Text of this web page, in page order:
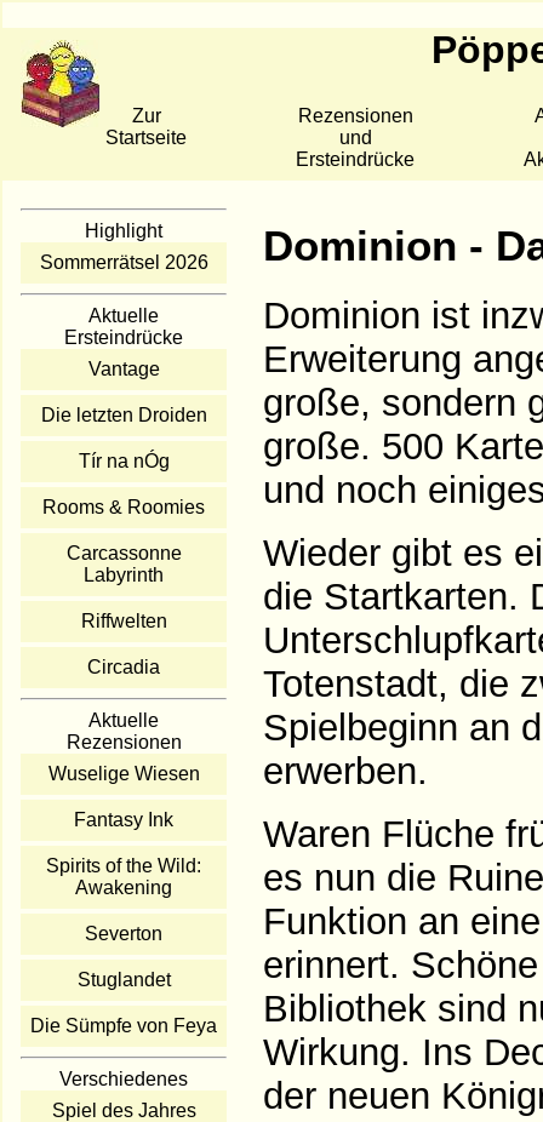
Zur
Startseite
Rezensionen
und
Ersteindrücke
Highlight
Sommerrätsel 2026
Aktuelle
Ersteindrücke
Vantage
Die letzten Droiden
Tír na nÓg
Rooms & Roomies
Carcassonne
Labyrinth
Riffwelten
Circadia
Aktuelle
Rezensionen
Wuselige Wiesen
Fantasy Ink
Spirits of the Wild:
Awakening
Severton
Stuglandet
Die Sümpfe von Feya
Verschiedenes
Spiel des Jahres
Dominion -
Dominion ist
Erweiterung
große, sondern
große. 500
und noch
Wieder gibt es
die Startkarten.
Totenstadt, die
Spielbeginn an
erwerben.
Waren Flüche
es nun die
Funktion an
erinnert.
Bibliothek sind
Wirkung. Ins
der neuen